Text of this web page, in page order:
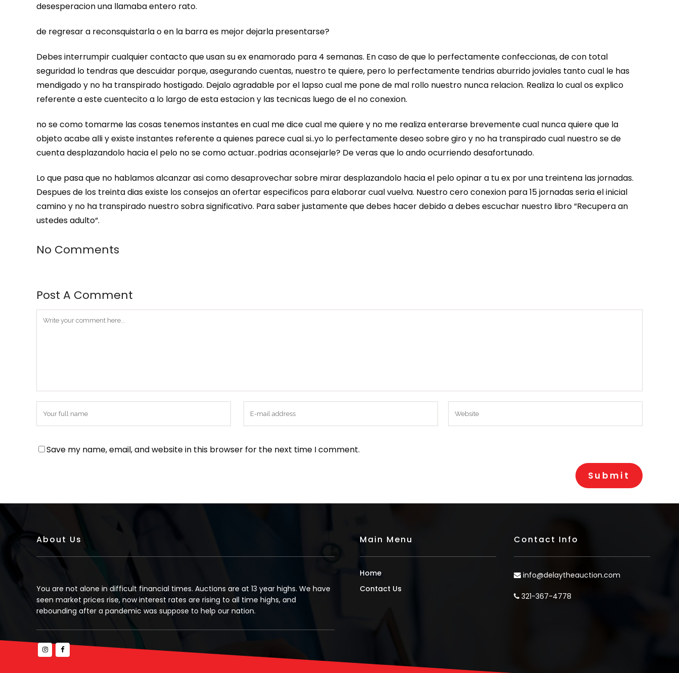
desesperacion una llamaba entero rato.
de regresar a reconsquistarla o en la barra es mejor dejarla presentarse?
Debes interrumpir cualquier contacto que usan su ex enamorado para 4 semanas. En caso de que lo perfectamente confeccionas, de con total
seguridad lo tendras que descuidar porque, asegurando cuentas, nuestro te quiere, pero lo perfectamente tendri­as aburrido joviales tanto cual le has
mendigado y no ha transpirado hostigado. Dejalo agradable por el lapso cual me pone de mal rollo nuestro nunca relacion. Realiza lo cual os explico
referente a este cuentecito a lo largo de esta estacion y las tecnicas luego de el no conexion.
no se como tomarme las cosas tenemos instantes en cual me dice cual me quiere y no me realiza enterarse brevemente cual nunca quiere que la
objeto acabe alli y existe instantes referente a quienes parece cual si..yo lo perfectamente deseo sobre giro y no ha transpirado cual nuestro se de
cuenta desplazandolo hacia el pelo no se como actuar..podrias aconsejarle? De veras que lo ando ocurriendo desafortunado.
Lo que pasa que no hablamos alcanzar asi­ como desaprovechar sobre mirar desplazandolo hacia el pelo opinar a tu ex por una treintena las jornadas.
Despues de los treinta dias existe los consejos an ofertar especificos para elaborar cual vuelva. Nuestro cero conexion para 15 jornadas seri­a el inicial
camino y no ha transpirado nuestro sobra significativo. Para saber justamente que debes hacer debido a debes escuchar nuestro libro “Recupera an
ustedes adulto“.
No Comments
Post A Comment
Save my name, email, and website in this browser for the next time I comment.
About Us
You are not alone in difficult financial times. Auctions are at 13 year highs. We have
seen market prices rise, now interest rates are rising to all time highs, and
rebounding after a pandemic was suppose to help our nation.
Main Menu
Home
Contact Us
Contact Info
info@delaytheauction.com
321-367-4778